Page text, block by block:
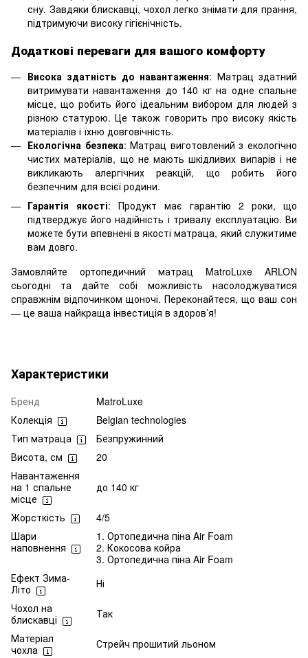
сну. Завдяки блискавці, чохол легко знімати для прання,
підтримуючи високу гігієнічність.
Додаткові переваги для вашого комфорту
Висока здатність до навантаження: Матрац здатний
витримувати навантаження до 140 кг на одне спальне
місце, що робить його ідеальним вибором для людей з
різною статурою. Це також говорить про високу якість
матеріалів і їхню довговічність.
Екологічна безпека: Матрац виготовлений з екологічно
чистих матеріалів, що не мають шкідливих випарів і не
викликають алергічних реакцій, що робить його
безпечним для всієї родини.
Гарантія якості: Продукт має гарантію 2 роки, що
підтверджує його надійність і тривалу експлуатацію. Ви
можете бути впевнені в якості матраца, який служитиме
вам довго.
Замовляйте ортопедичний матрац MatroLuxe ARLON
сьогодні та дайте собі можливість насолоджуватися
справжнім відпочинком щоночі. Переконайтеся, що ваш сон
— це ваша найкраща інвестиція в здоров’я!
Характеристики
Бренд
MatroLuxe
Колекція
Belgian technologies
Тип матраца
Безпружинний
Висота, см
20
Навантаження
на 1 спальне
місце
до 140 кг
Жорсткість
4/5
Шари
наповнення
1. Ортопедична піна Air Foam
2. Кокосова койра
3. Ортопедична піна Air Foam
Ефект Зима-
Літо
Ні
Чохол на
блискавці
Так
Матеріал
чохла
Стрейч прошитий льоном